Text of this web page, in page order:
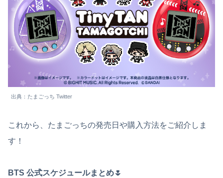
出典：たまごっち Twitter
これから、たまごっちの発売日や購入方法をご紹介しま
す！
BTS 公式スケジュールまとめ🌷